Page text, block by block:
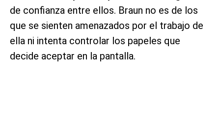
de confianza entre ellos. Braun no es de los
que se sienten amenazados por el trabajo de
ella ni intenta controlar los papeles que
decide aceptar en la pantalla.